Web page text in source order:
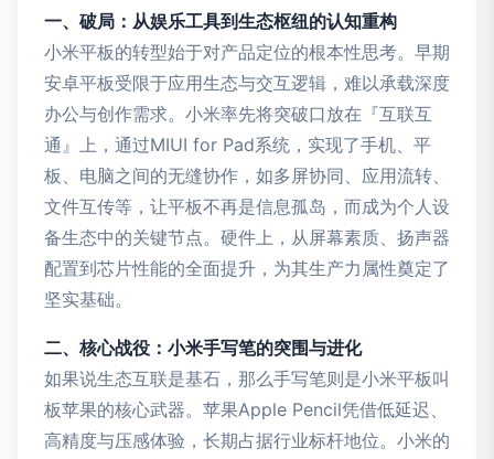
一、破局：从娱乐工具到生态枢纽的认知重构
小米平板的转型始于对产品定位的根本性思考。早期
安卓平板受限于应用生态与交互逻辑，难以承载深度
办公与创作需求。小米率先将突破口放在『互联互
通』上，通过MIUI for Pad系统，实现了手机、平
板、电脑之间的无缝协作，如多屏协同、应用流转、
文件互传等，让平板不再是信息孤岛，而成为个人设
备生态中的关键节点。硬件上，从屏幕素质、扬声器
配置到芯片性能的全面提升，为其生产力属性奠定了
坚实基础。
二、核心战役：小米手写笔的突围与进化
如果说生态互联是基石，那么手写笔则是小米平板叫
板苹果的核心武器。苹果Apple Pencil凭借低延迟、
高精度与压感体验，长期占据行业标杆地位。小米的